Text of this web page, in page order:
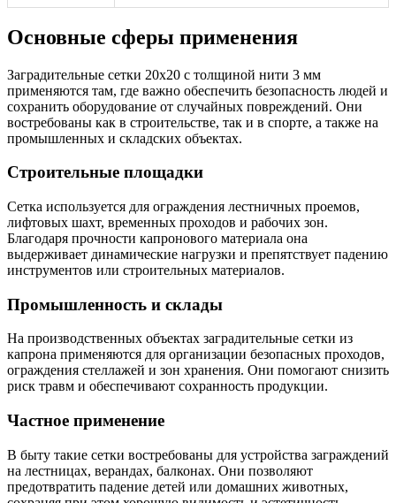
Основные сферы применения
Заградительные сетки 20х20 с толщиной нити 3 мм
применяются там, где важно обеспечить безопасность людей и
сохранить оборудование от случайных повреждений. Они
востребованы как в строительстве, так и в спорте, а также на
промышленных и складских объектах.
Строительные площадки
Сетка используется для ограждения лестничных проемов,
лифтовых шахт, временных проходов и рабочих зон.
Благодаря прочности капронового материала она
выдерживает динамические нагрузки и препятствует падению
инструментов или строительных материалов.
Промышленность и склады
На производственных объектах заградительные сетки из
капрона применяются для организации безопасных проходов,
ограждения стеллажей и зон хранения. Они помогают снизить
риск травм и обеспечивают сохранность продукции.
Частное применение
В быту такие сетки востребованы для устройства заграждений
на лестницах, верандах, балконах. Они позволяют
предотвратить падение детей или домашних животных,